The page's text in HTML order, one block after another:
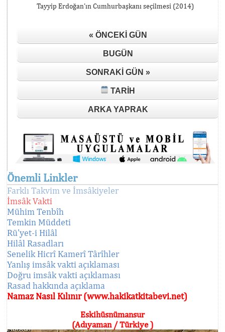
Tayyip Erdoğan’ın Cumhurbaşkanı seçilmesi (2014)
« ÖNCEKI GÜN
BUGÜN
SONRAKI GÜN »
TARIH
ARKA YAPRAK
Önemli Linkler
Farklı Takvim ve İmsâkiyeler
İmsâk Vakti
Mühim Tenbîh
Temkin Müddeti
Rü'yet-i Hilâl
Hilâl Rasadları
Senelik Hicrî Kamerî Târîhler
Yanlış imsâk vakti açıklaması
Doğru imsâk vakti açıklaması
Rasad hakkında açıklama
Namaz Nasıl Kılınır (www.hakikatkitabevi.net)
Eskihüsnümansur
(Adıyaman / Türkiye )